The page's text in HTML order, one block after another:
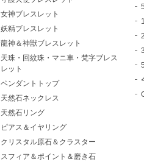
女神ブレスレット
妖精ブレスレット
龍神＆神獣ブレスレット
天珠・回紋珠・マニ車・梵字ブレス
レット
ペンダントトップ
天然石ネックレス
天然石リング
ピアス＆イヤリング
クリスタル原石＆クラスター
スフィア＆ポイント＆磨き石